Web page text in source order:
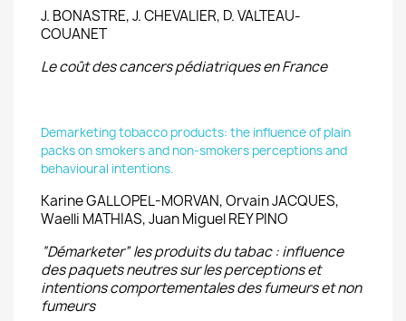
J. BONASTRE, J. CHEVALIER, D. VALTEAU-
COUANET
Le coût des cancers pédiatriques en France
Demarketing tobacco products: the influence of plain
packs on smokers and non-smokers perceptions and
behavioural intentions.
Karine GALLOPEL-MORVAN, Orvain JACQUES,
Waelli MATHIAS, Juan Miguel REY PINO
“Démarketer” les produits du tabac : influence
des paquets neutres sur les perceptions et
intentions comportementales des fumeurs et non
fumeurs